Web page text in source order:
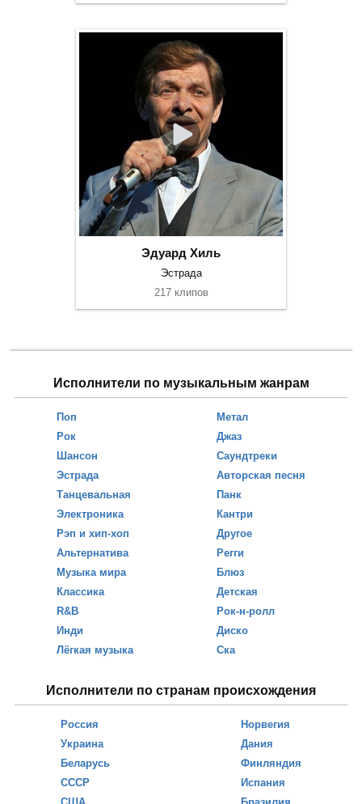
Эдуард Хиль
Эстрада
217 клипов
Исполнители по музыкальным жанрам
Поп
Рок
Шансон
Эстрада
Танцевальная
Электроника
Рэп и хип-хоп
Альтернатива
Музыка мира
Классика
R&B
Инди
Лёгкая музыка
Метал
Джаз
Саундтреки
Авторская песня
Панк
Кантри
Другое
Регги
Блюз
Детская
Рок-н-ролл
Диско
Ска
Исполнители по странам происхождения
Россия
Украина
Беларусь
СССР
Норвегия
Дания
Финляндия
Испания